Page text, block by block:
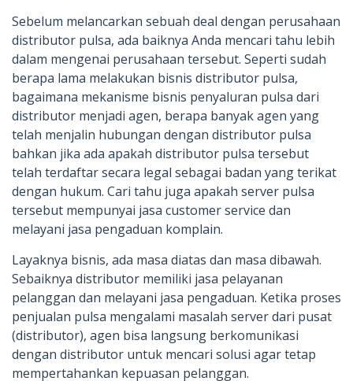
Sebelum melancarkan sebuah deal dengan perusahaan
distributor pulsa, ada baiknya Anda mencari tahu lebih
dalam mengenai perusahaan tersebut. Seperti sudah
berapa lama melakukan bisnis distributor pulsa,
bagaimana mekanisme bisnis penyaluran pulsa dari
distributor menjadi agen, berapa banyak agen yang
telah menjalin hubungan dengan distributor pulsa
bahkan jika ada apakah distributor pulsa tersebut
telah terdaftar secara legal sebagai badan yang terikat
dengan hukum. Cari tahu juga apakah server pulsa
tersebut mempunyai jasa customer service dan
melayani jasa pengaduan komplain.
Layaknya bisnis, ada masa diatas dan masa dibawah.
Sebaiknya distributor memiliki jasa pelayanan
pelanggan dan melayani jasa pengaduan. Ketika proses
penjualan pulsa mengalami masalah server dari pusat
(distributor), agen bisa langsung berkomunikasi
dengan distributor untuk mencari solusi agar tetap
mempertahankan kepuasan pelanggan.